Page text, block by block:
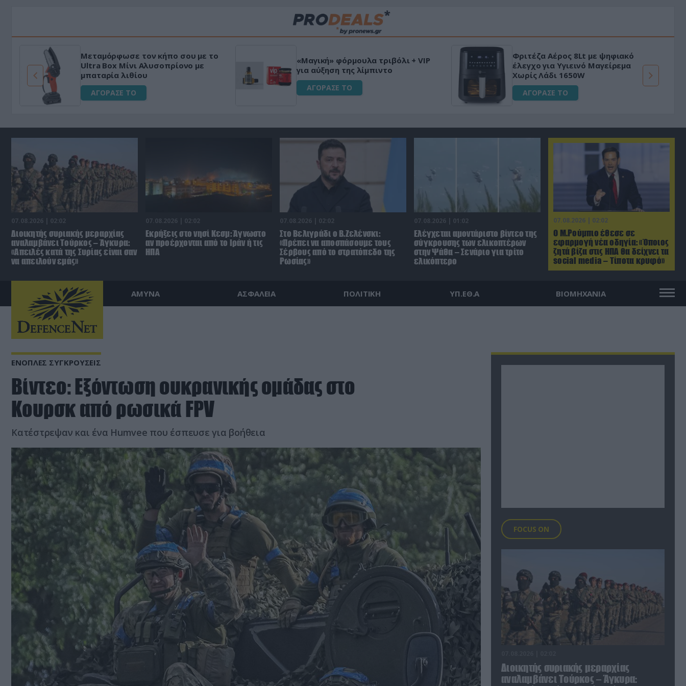
«Μαγική» φόρμουλα τριβόλι + VIP
για αύξηση της λίμπιντο
ΑΓΟΡΑΣΕ ΤΟ
Φριτέζα Αέρος 8Lt με ψηφιακό
έλεγχο για Υγιεινό Μαγείρεμα
Χωρίς Λάδι 1650W
ΑΓΟΡΑΣΕ ΤΟ
HAPI END: 100% φυτικό διεγερτικό
για άνδρες!
ΑΓΟΡΑΣΕ ΤΟ
07.08.2026 | 02:02
Ο Μ.Ρούμπιο έθεσε σε
εφαρμογή νέα οδηγία: «Όποιος
ζητά βίζα στις ΗΠΑ θα δείχνει τα
social media – Τίποτα κρυφό»
07.08.2026 | 02:02
Διοικητής συριακής μεραρχίας
αναλαμβάνει Τούρκος – Άγκυρα:
«Απειλές κατά της Συρίας είναι σαν
να απειλούν εμάς»
07.08.2026 | 02:02
Εκρήξεις στο νησί Κεσμ: Άγνωστο
αν προέρχονται από το Ιράν ή τις
ΗΠΑ
07.08.2026 | 02:02
Στο Βελιγράδι ο Β.Ζελένσκι:
«Πρέπει να αποσπάσουμε τους
Σέρβους από το στρατόπεδο της
Ρωσίας»
07.08.2026 | 01:02
Ελέγχεται αμοντάριστο βίντεο της
σύγκρουσης των ελικοπτέρων
στην Ψάθα – Σενάριο για τρίτο
ελικόπτερο
ΑΜΥΝΑ ΑΣΦΑΛΕΙΑ ΠΟΛΙΤΙΚΗ ΥΠ.ΕΘ.Α ΒΙΟΜΗΧΑΝΙΑ
ΕΝΟΠΛΕΣ ΣΥΓΚΡΟΥΣΕΙΣ
Βίντεο: Εξόντωση ουκρανικής ομάδας στο
Κουρσκ από ρωσικά FPV
Κατέστρεψαν και ένα Humvee που έσπευσε για βοήθεια
FOCUS ON
Διοικητής συριακής μεραρχίας
αναλαμβάνει Τούρκος – Άγκυρα: